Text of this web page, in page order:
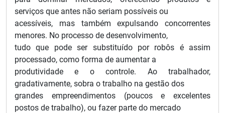
serviços que antes não seriam possíveis ou
acessíveis, mas também expulsando concorrentes
menores. No processo de desenvolvimento,
tudo que pode ser substituído por robôs é assim
processado, como forma de aumentar a
produtividade e o controle. Ao trabalhador,
gradativamente, sobra o trabalho na gestão dos
grandes empreendimentos (poucos e excelentes
postos de trabalho), ou fazer parte do mercado